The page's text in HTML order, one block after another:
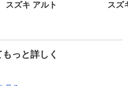
スズキ アルト スズ
っと詳しく